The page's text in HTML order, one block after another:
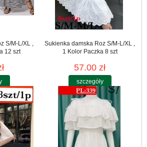
S/M-L/XL ,
12 szt
Sukienka damska Roz S/M-L/XL ,
1 Kolor Paczka 8 szt
57.00 zł
szczegóły